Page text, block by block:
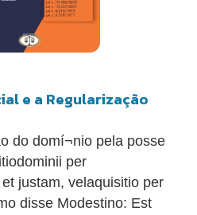
e a Regularização
do domí¬nio pela posse
per
justam, velaquisitio per
disse Modestino: Est